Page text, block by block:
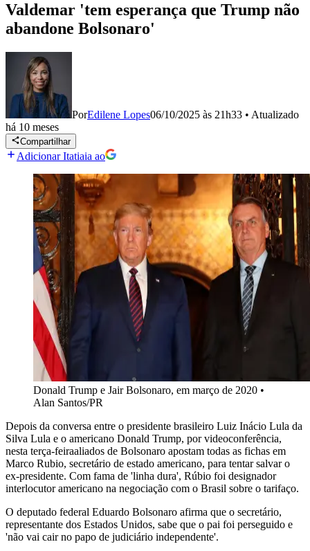
Valdemar 'tem esperança que Trump não
abandone Bolsonaro'
PorEdilene Lopes06/10/2025 às 21h33 • Atualizado
há 10 meses
Compartilhar
Adicionar Itatiaia ao
Donald Trump e Jair Bolsonaro, em março de 2020 •
Alan Santos/PR
Depois da conversa entre o presidente brasileiro Luiz Inácio Lula da
Silva Lula e o americano Donald Trump, por videoconferência,
nesta terça-feiraaliados de Bolsonaro apostam todas as fichas em
Marco Rubio, secretário de estado americano, para tentar salvar o
ex-presidente. Com fama de 'linha dura', Rúbio foi designador
interlocutor americano na negociação com o Brasil sobre o tarifaço.
O deputado federal Eduardo Bolsonaro afirma que o secretário,
representante dos Estados Unidos, sabe que o pai foi perseguido e
'não vai cair no papo de judiciário independente'.